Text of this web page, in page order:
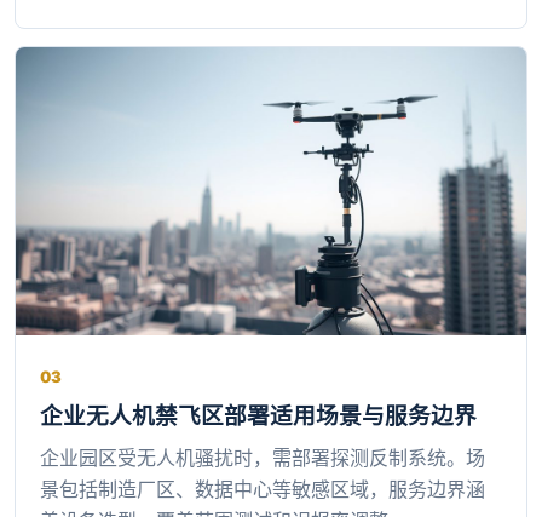
03
企业无人机禁飞区部署适用场景与服务边界
企业园区受无人机骚扰时，需部署探测反制系统。场
景包括制造厂区、数据中心等敏感区域，服务边界涵